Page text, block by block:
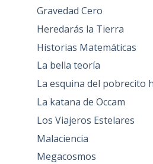
Gravedad Cero
Heredarás la Tierra
Historias Matemáticas
La bella teoría
La esquina del pobrecito
La katana de Occam
Los Viajeros Estelares
Malaciencia
Megacosmos